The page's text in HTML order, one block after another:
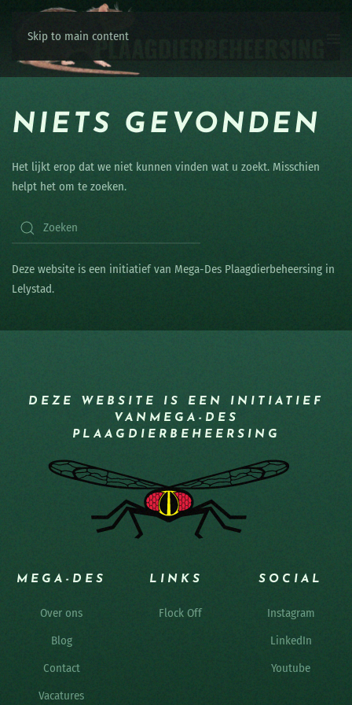
Skip to main content
NIETS GEVONDEN
Het lijkt erop dat we niet kunnen vinden wat u zoekt. Misschien
helpt het om te zoeken.
Deze website is een initiatief van Mega-Des Plaagdierbeheersing in
Lelystad.
DEZE WEBSITE IS EEN INITIATIEF
VAN MEGA-DES
PLAAGDIERBEHEERSING
MEGA-DES
Over ons
Blog
Contact
Vacatures
LINKS
Flock Off
SOCIAL
Instagram
LinkedIn
Youtube